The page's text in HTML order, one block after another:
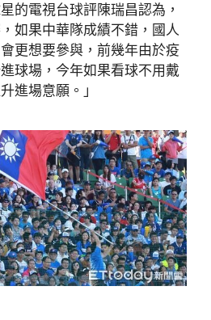
的電視台球評陳瑞昌認為，
如果中華隊成績不錯，國人
更想要參與，前幾年由於疫
球場，今年如果看球不用戴
進場意願。」